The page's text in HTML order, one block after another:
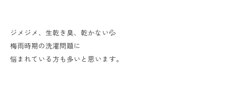
ジメジメ、生乾き臭、乾かない💦
梅雨時期の洗濯問題に
悩まれている方も多いと思います。